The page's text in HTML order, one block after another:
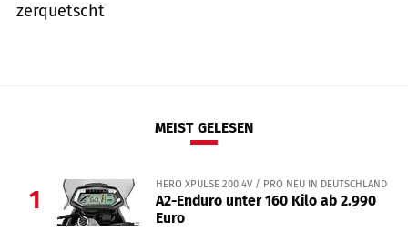
zerquetscht
MEIST GELESEN
1
HERO XPULSE 200 4V / PRO NEU IN DEUTSCHLAND
A2-Enduro unter 160 Kilo ab 2.990
Euro